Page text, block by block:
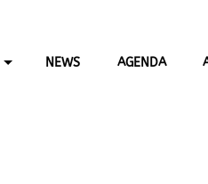
NEWS AGENDA